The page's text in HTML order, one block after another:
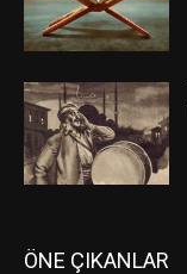
ÖNE ÇIKANLAR